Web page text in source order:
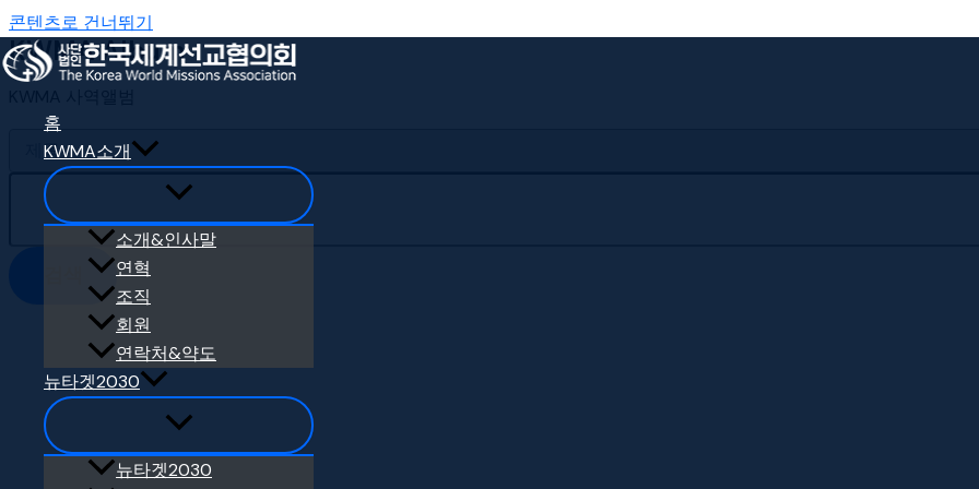
콘텐츠로 건너뛰기
홈
KWMA소개
소개&인사말
연혁
조직
회원
연락처&약도
뉴타겟2030
뉴타겟2030
KWMA Album